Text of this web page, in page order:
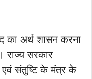
का अर्थ शासन करना
राज्य सरकार
एवं संतुष्टि के मंत्र के